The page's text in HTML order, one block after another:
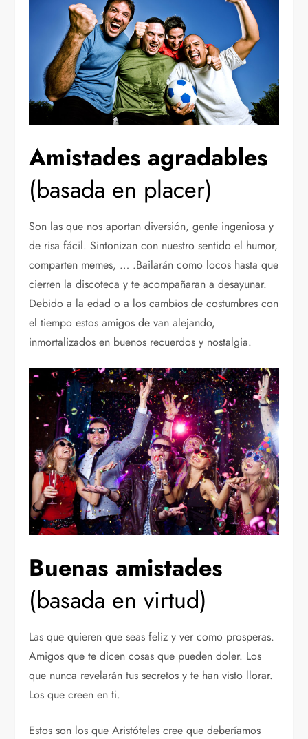
Amistades agradables
(basada en placer)
Son las que nos aportan diversión, gente ingeniosa y
de risa fácil. Sintonizan con nuestro sentido el humor,
comparten memes, … .Bailarán como locos hasta que
cierren la discoteca y te acompañaran a desayunar.
Debido a la edad o a los cambios de costumbres con
el tiempo estos amigos de van alejando,
inmortalizados en buenos recuerdos y nostalgia.
Buenas amistades
(basada en virtud)
Las que quieren que seas feliz y ver como prosperas.
Amigos que te dicen cosas que pueden doler. Los
que nunca revelarán tus secretos y te han visto llorar.
Los que creen en ti.
Estos son los que Aristóteles cree que deberíamos